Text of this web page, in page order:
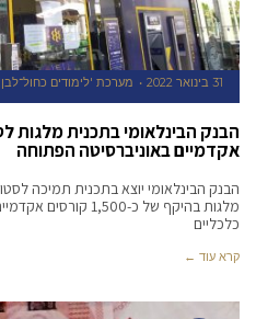
31 בינואר 2022 מערכת 'לימודים כחול־לבן'
אקדמיים באוניברסיטה הפתוחה
הבנק הבינלאומי יוצא בתכנית תמיכה
מלגות בהיקף של כ-
כלכליים
קרא עוד ←